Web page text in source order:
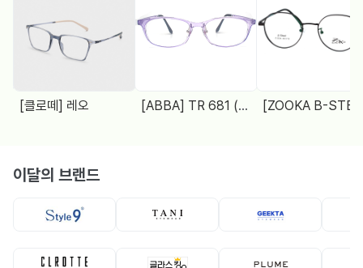
[클로떼] 레오 [ABBA] TR 681 (48□18 138)
이달의 브랜드